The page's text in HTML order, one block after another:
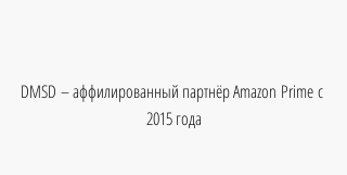
DMSD – аффилированный партнёр Amazon Prime с
2015 года